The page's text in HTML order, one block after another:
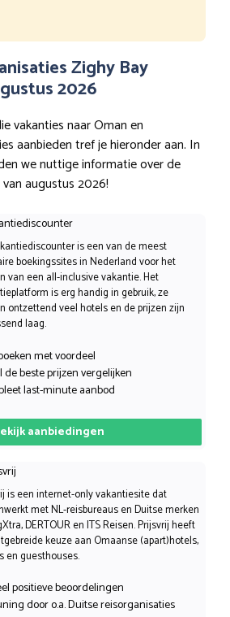
Zighy Bay
2026
vakanties naar Oman en
aanbieden tref je hieronder aan. In
we nuttige informatie over de
augustus 2026!
is een van de meest
boekingssites in Nederland voor het
van een all-inclusive vakantie. Het
is erg handig in gebruik, ze
ontzettend veel hotels en de prijzen zijn
laag.
met voordeel
de beste prijzen vergelijken
last-minute aanbod
aanbiedingen
is een internet-only vakantiesite dat
met NL-reisbureaus en Duitse merken
DERTOUR en ITS Reisen. Prijsvrij heeft
keuze aan Omaanse (apart)hotels,
en guesthouses.
positieve beoordelingen
door o.a. Duitse reisorganisaties